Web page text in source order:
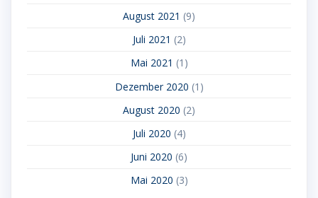
August 2021 (9)
Juli 2021 (2)
Mai 2021 (1)
Dezember 2020 (1)
August 2020 (2)
Juli 2020 (4)
Juni 2020 (6)
Mai 2020 (3)